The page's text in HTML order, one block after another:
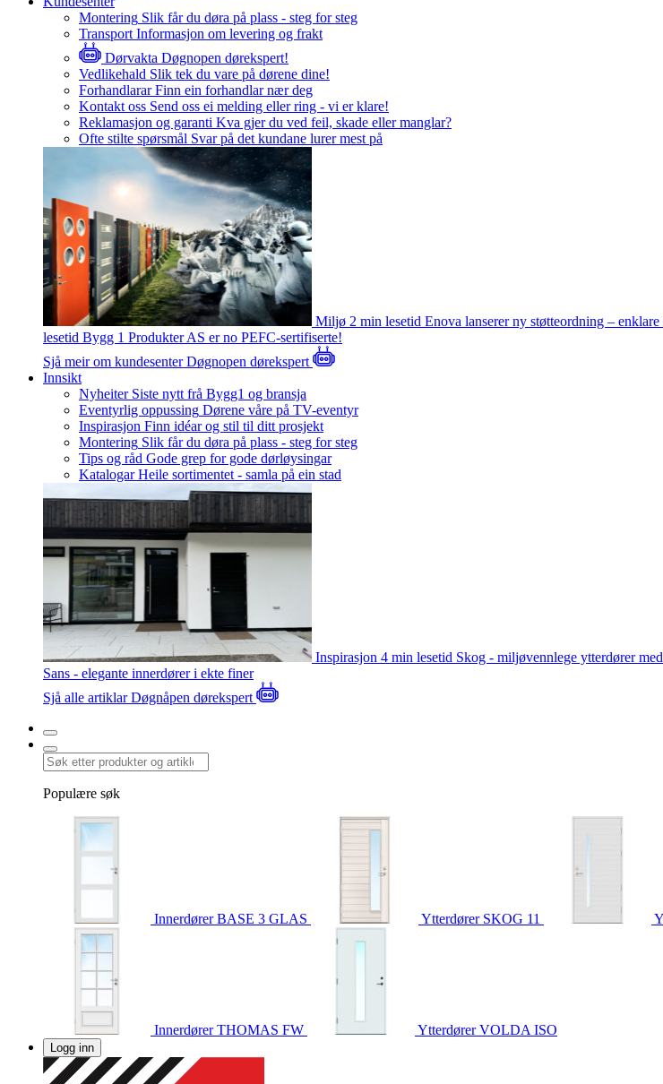
Montering Slik får du døra på plass - steg for steg
Transport Informasjon om levering og frakt
Dørvakta Døgnopen dørekspert!
Vedlikehald Slik tek du vare på dørene dine!
Forhandlarar Finn ein forhandlar nær deg
Kontakt oss Send oss ei melding eller ring - vi er klare!
Reklamasjon og garanti Kva gjer du ved feil, skade eller manglar?
Ofte stilte spørsmål Svar på det kundane lurer mest på
Miljø 2 min lesetid Enova lanserer ny støtteordning –
lesetid Bygg 1 Produkter AS er no PEFC-sertifiserte!
Sjå meir om kundesenterDøgnopen dørekspert
Innsikt
Nyheiter Siste nytt frå Bygg1 og bransja
Eventyrlig oppussing Dørene våre på TV-eventyr
Inspirasjon Finn idéar og stil til ditt prosjekt
Montering Slik får du døra på plass - steg for steg
Tips og råd Gode grep for gode dørløysingar
Katalogar Heile sortimentet - samla på ein stad
Inspirasjon 4 min lesetid Skog - miljøvennlege ytterdører
Sans - elegante innerdører i ekte finer
Sjå alle artiklarDøgnåpen dørekspert
Populære søk
InnerdørerBASE 3 GLAS Ytterdører SKOG 11
InnerdørerTHOMAS FW YtterdørerVOLDA ISO
Logg inn